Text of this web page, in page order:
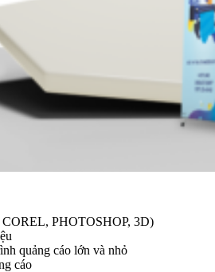
PHOTOSHOP, 3D)
quảng cáo lớn và nhỏ
cáo